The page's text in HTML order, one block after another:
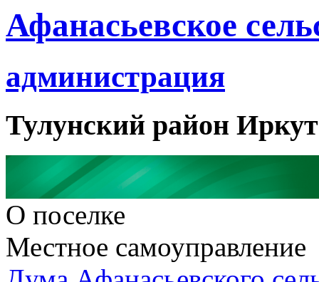
Афанасьевское
администрация
Тулунский район
О поселке
Местное самоуправление